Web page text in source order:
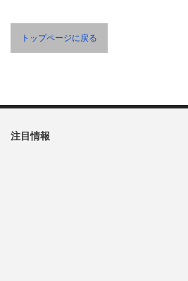
トップページに戻る
注目情報